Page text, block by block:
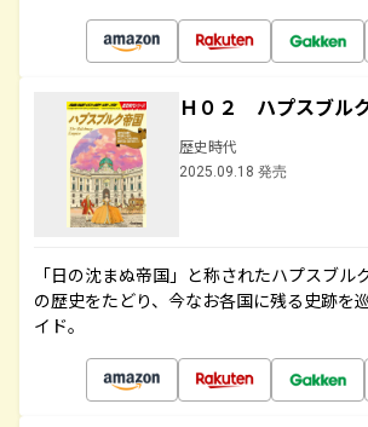
Ｈ０２ ハプスブル
歴史時代
2025.09.18 発売
「日の沈まぬ帝国」と称されたハプスブル
の歴史をたどり、今なお各国に残る史跡を
イド。